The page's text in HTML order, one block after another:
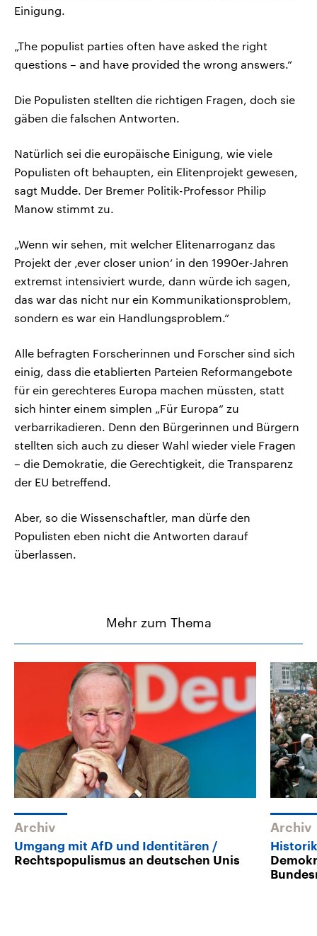
Einigung.
„The populist parties often have asked the right
questions – and have provided the wrong answers.“
Die Populisten stellten die richtigen Fragen, doch sie
gäben die falschen Antworten.
Natürlich sei die europäische Einigung, wie viele
Populisten oft behaupten, ein Elitenprojekt gewesen,
sagt Mudde. Der Bremer Politik-Professor Philip
Manow stimmt zu.
„Wenn wir sehen, mit welcher Elitenarroganz das
Projekt der ‚ever closer union‘ in den 1990er-Jahren
extremst intensiviert wurde, dann würde ich sagen,
das war das nicht nur ein Kommunikationsproblem,
sondern es war ein Handlungsproblem.“
Alle befragten Forscherinnen und Forscher sind sich
einig, dass die etablierten Parteien Reformangebote
für ein gerechteres Europa machen müssten, statt
sich hinter einem simplen „Für Europa“ zu
verbarrikadieren. Denn den Bürgerinnen und Bürgern
stellten sich auch zu dieser Wahl wieder viele Fragen
– die Demokratie, die Gerechtigkeit, die Transparenz
der EU betreffend.
Aber, so die Wissenschaftler, man dürfe den
Populisten eben nicht die Antworten darauf
überlassen.
Mehr zum Thema
Archiv
Umgang mit AfD und Identitären
Rechtspopulismus an deutschen Unis
Archiv